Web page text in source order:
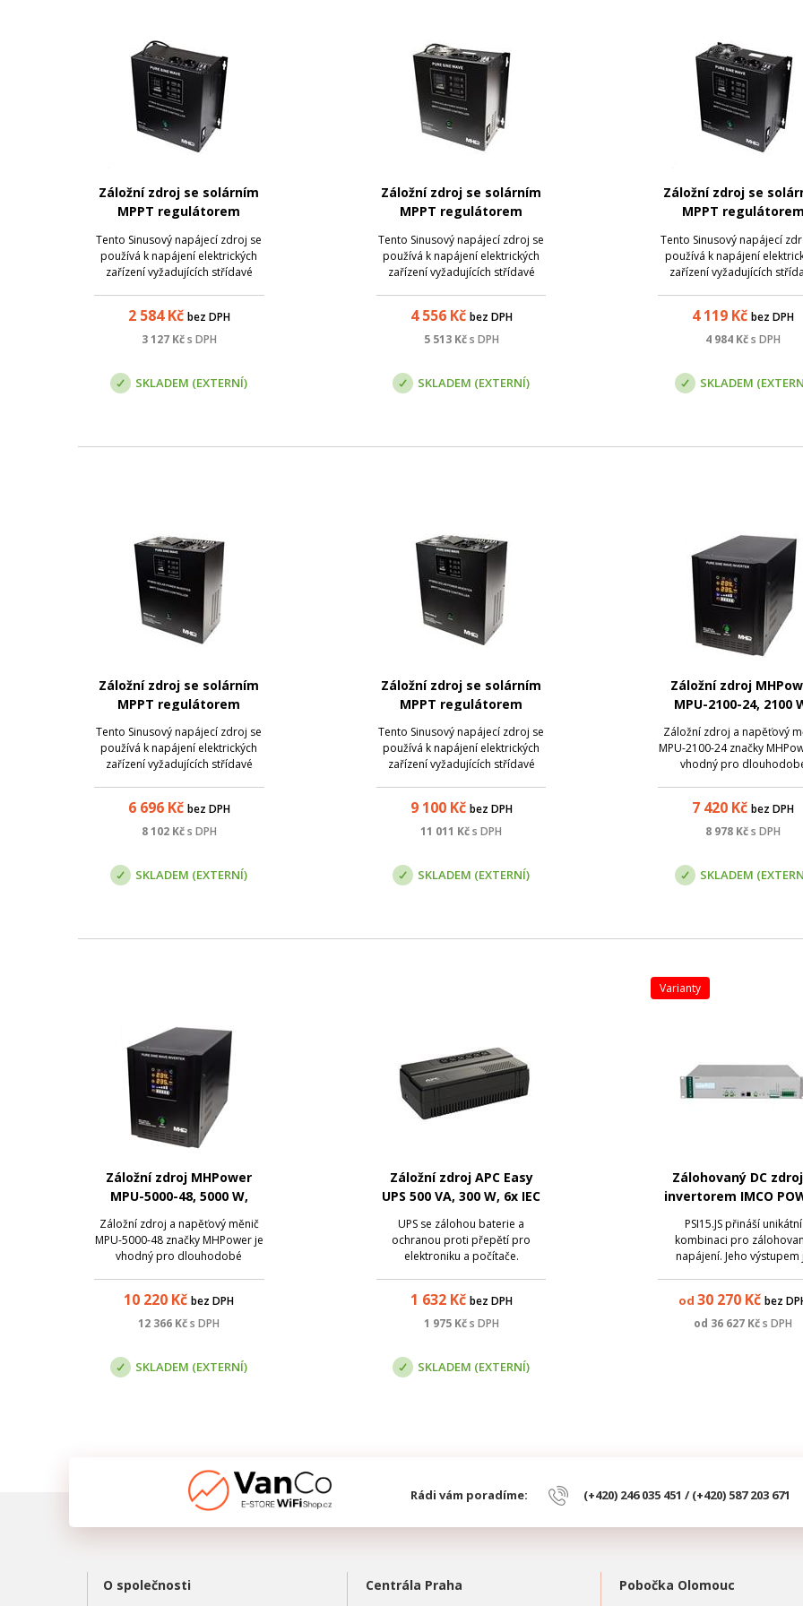
Záložní zdroj se solárním
MPPT regulátorem
Tento Sinusový napájecí zdroj se
používá k napájení elektrických
zařízení vyžadujících střídavé
spotřebiče přímo ze sítě.
Náhradní zdroj, externí
2 584Kč bez DPH
3 127Kčs DPH
SKLADEM (EXTERNÍ)
Záložní zdroj se solárním
MPPT regulátorem
Tento Sinusový napájecí zdroj se
používá k napájení elektrických
zařízení vyžadujících střídavé
spotřebiče přímo ze sítě.
Náhradní zdroj, externí
4 556Kč bez DPH
5 513Kč s DPH
SKLADEM (EXTERNÍ)
Záložní zdroj se
MPPT
Tento Sinusový napájecí
používá k napájení
zařízení vyžadujících
spotřebiče přímo ze
Náhradní zdroj, externí
4 119 Kč bez DPH
4 984 Kčs DPH
SKLADEM
Záložní zdroj se solárním
MPPT regulátorem
Tento Sinusový napájecí zdroj se
používá k napájení elektrických
zařízení vyžadujících střídavé
spotřebiče přímo ze sítě.
Náhradní zdroj, externí
6 696Kč bez DPH
8 102Kčs DPH
SKLADEM (EXTERNÍ)
Záložní zdroj se solárním
MPPT regulátorem
Tento Sinusový napájecí zdroj se
používá k napájení elektrických
zařízení vyžadujících střídavé
spotřebiče přímo ze sítě.
Náhradní zdroj, externí
9 100Kč bez DPH
11 011 Kčs DPH
SKLADEM (EXTERNÍ)
Záložní zdroj
MPU-2100-24, 2100
Záložní zdroj a napěťový
MPU-2100-24 značky
vhodný pro
použití a robustní
provedení . Přístroj má
7 420 Kč bez DPH
8 978 Kčs DPH
SKLADEM
Záložní zdroj MHPower
MPU-5000-48, 5000 W,
Záložní zdroj a napěťový měnič
MPU-5000-48 značky MHPower je
vhodný pro dlouhodobé
použití a robustní celokovové
provedení . Přístroj má
10 220 Kč bez DPH
12 366 Kčs DPH
SKLADEM (EXTERNÍ)
Záložní zdroj APC Easy
UPS 500 VA, 300 W, 6x IEC
UPS se zálohou baterie a
ochranou proti přepětí pro
elektroniku a počítače.
1 632Kč bez DPH
1 975Kč s DPH
SKLADEM (EXTERNÍ)
Zálohovaný DC
invertorem IMCO
PSI15.JS přináší unikátní
kombinaci pro
napájení. Jeho výstupem
invertoru, který z DC
vyrábí čistý sinus 230 V /
od30 270 Kč bez
od 36 627 Kčs DPH
varianty
Rádi vám poradíme: (+420) 246 035 451 / (+420) 587 203 671
O společnosti Centrála Praha Pobočka Olomouc